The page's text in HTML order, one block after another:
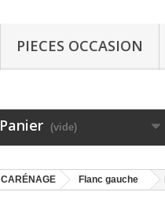
PIECES OCCASION
Panier (vide)
CARÉNAGE Flanc gauche